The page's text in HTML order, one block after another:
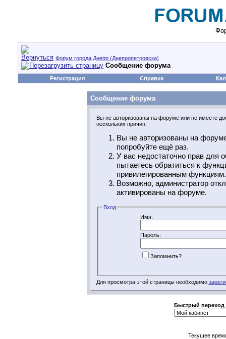
Форум города Днепр (Днепропетровска)
Сообщение форума
Регистрация Справка
Сообщение форума
Вы не авторизованы на форуме или не имеете
нескольких причин:
Вы не авторизованы на
попробуйте ещё раз.
У вас недостаточно прав для
пытаетесь обратиться к
привилегированным функциям.
Возможно, администратор
активированы на форуме.
Вход
Имя:
Пароль:
Запомнить?
Для просмотра этой страницы необходимо
Быстрый переход
Текущее